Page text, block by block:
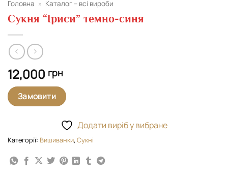
Головна » Каталог – всі вироби
Сукня “Іриси” темно-синя
12,000 грн
Замовити
Додати виріб у вибране
Категорії: Вишиванки, Сукні